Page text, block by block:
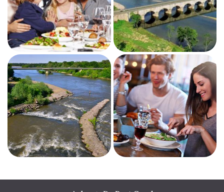
Accueil
restaurant
Une
02 48 80 40

Agrandir la photo